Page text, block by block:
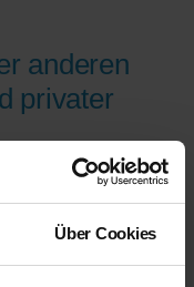
Über Cookies
anderen
privater